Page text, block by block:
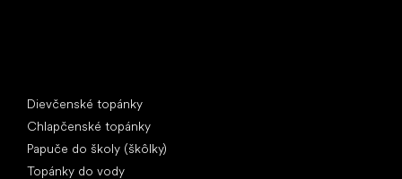
Dievčenské topánky
Chlapčenské topánky
Papuče do školy (škôlky)
Topánky do vody